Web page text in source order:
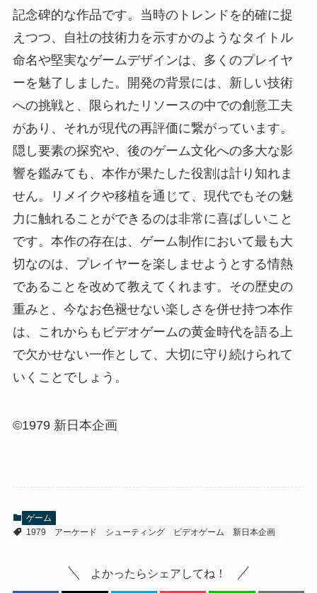
記念碑的な作品です。当時のトレンドを的確に捉
えつつ、自社の技術力を示すかのようなタイトル
命名や堅実なゲームデザインは、多くのプレイヤ
ーを魅了しました。開発の背景には、新しい技術
への挑戦と、限られたリソースの中での創意工夫
があり、それが現代の再評価に繋がっています。
隠し要素の探究や、後のゲーム文化への多大な影
響を鑑みても、本作が果たした役割は計り知れま
せん。リメイクや移植を通じて、現代でもその魅
力に触れることができるのは非常に喜ばしいこと
です。本作の存在は、ゲーム制作において最も大
切なのは、プレイヤーを楽しませようとする情熱
であることを改めて教えてくれます。その歴史の
重みと、今なお色褪せない楽しさを併せ持つ本作
は、これからもビデオゲームの黄金時代を語る上
で欠かせない一作として、大切に守り続けられて
いくことでしょう。
©1979 新日本企画
ゲーム
1979
アーケード シューティング ビデオゲーム 新日本企画
よかったらシェアしてね！